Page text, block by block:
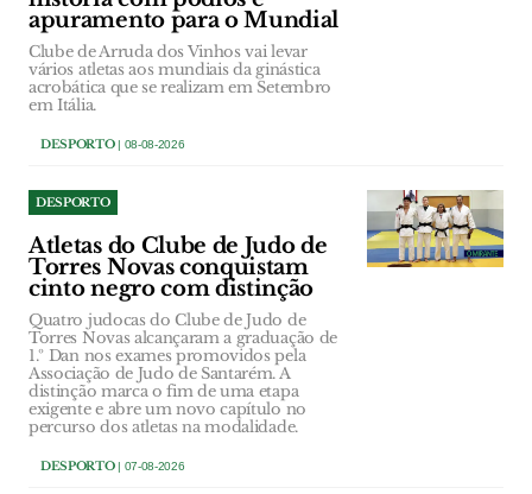
apuramento para o Mundial
Clube de Arruda dos Vinhos vai levar
vários atletas aos mundiais da ginástica
acrobática que se realizam em Setembro
em Itália.
DESPORTO| 08-08-2026
DESPORTO
Atletas do Clube de Judo de
Torres Novas conquistam
cinto negro com distinção
Quatro judocas do Clube de Judo de
Torres Novas alcançaram a graduação de
1.º Dan nos exames promovidos pela
Associação de Judo de Santarém. A
distinção marca o fim de uma etapa
exigente e abre um novo capítulo no
percurso dos atletas na modalidade.
DESPORTO| 07-08-2026